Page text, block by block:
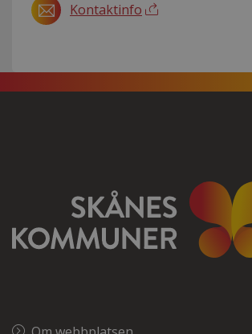
Kontaktinfo